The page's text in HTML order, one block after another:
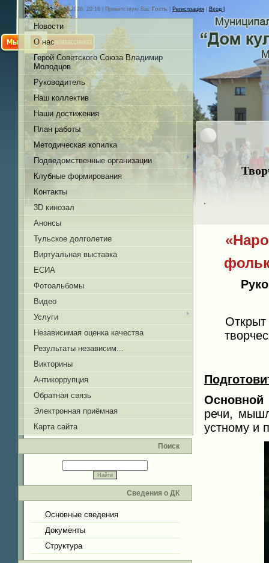
Суббота, 08.08.2026, 20:16 | Приветствую Вас Гость Регистрация Вход |
Новости
О нас
Герой Советского Союза Владимир
Молодцов
Руководитель
Наш коллектив
Наши достижения
План работы
Методическая копилка
Подведомственные организации
Клубные формирования
Контакты
3D кинозал
Анонсы
Тульское долголетие
Виртуальная выставка
ЕСИА
Фотоальбомы
Видео
Услуги
Независимая оценка качества
Результаты независим...
Викторины
Антикоррупция
Обратная связь
Электронная приёмная
Карта сайта
Поиск
Сведения о ДК
Основные сведения
Документы
Структура
Открыт
Основной
речи,
устному и